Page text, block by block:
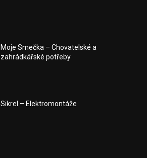
Moje Smečka – Chovatelské a
zahrádkářské potřeby
Sikrel – Elektromontáže